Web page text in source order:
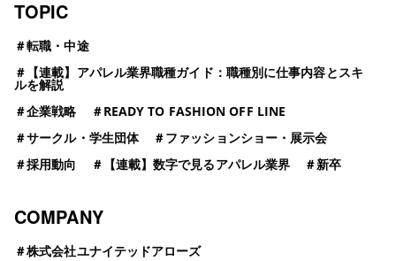
TOPIC
＃転職・中途
＃
【連載】アパレル業界職種ガイド：職種別に仕事内容とスキ
ルを解説
＃企業戦略 ＃READY TO FASHION OFF LINE
＃サークル・学生団体 ＃ファッションショー・展示会
＃採用動向 ＃ 【連載】数字で見るアパレル業界 ＃新卒
COMPANY
＃株式会社ユナイテッドアローズ